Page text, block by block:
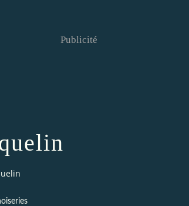
Publicité